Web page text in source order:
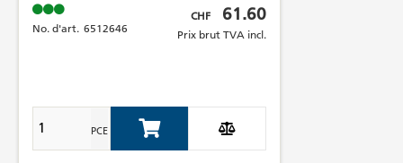
Prix brut TVA incl.
CHF 61.60
Prix brut TVA incl.
No. d'art. 6512646
PCE Add to Cart